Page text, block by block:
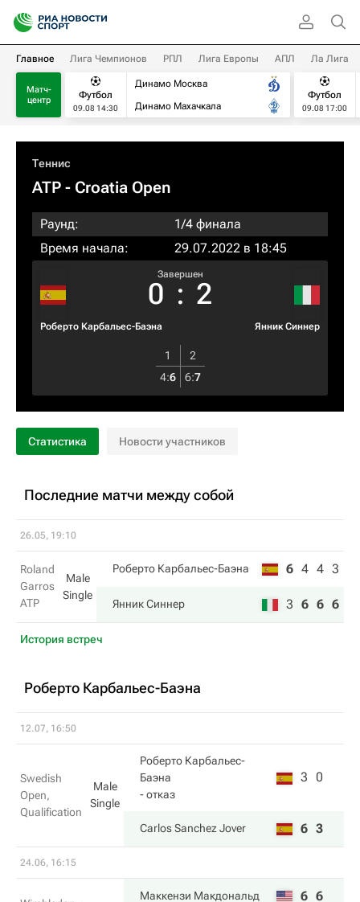
Главное Лига Чемпионов РПЛ Лига Европы АПЛ Ла Лига
Матч-
центр
Футбол
09.08 14:30
Динамо Москва
Динамо Махачкала
Футбол
09.08 17:00
Теннис
ATP - Croatia Open
Раунд:
1/4 финала
Время начала:
29.07.2022 в 18:45
Роберто Карбальес-Баэна
Завершен
0 : 2
Янник Синнер
1
2
4:6 6:7
Статистика Новости участников
Последние матчи между собой
26.05, 19:10
Roland
Garros
ATP
Male
Single
Роберто Карбальес-Баэна 6 4 4 3
Янник Синнер 3 6 6 6
История встреч
Роберто Карбальес-Баэна
12.07, 16:50
Swedish
Open,
Qualification
Male
Single
Роберто Карбальес-
Баэна
- отказ
3 0
Carlos Sanchez Jover 6 3
24.06, 16:15
Маккензи Макдональд 6 6